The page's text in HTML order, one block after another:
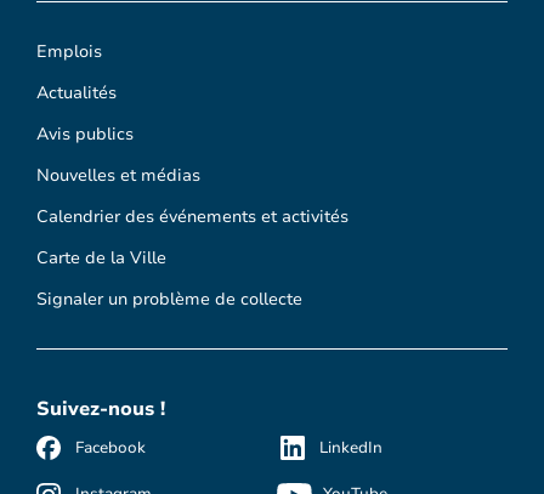
Emplois
Actualités
Avis publics
Nouvelles et médias
Calendrier des événements et activités
Carte de la Ville
Signaler un problème de collecte
Suivez-nous !
Facebook LinkedIn